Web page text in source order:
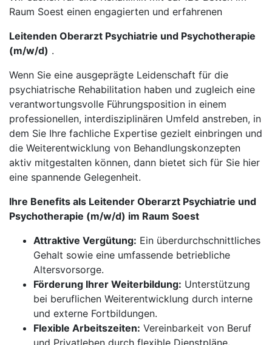
Raum Soest einen engagierten und erfahrenen
Leitenden Oberarzt Psychiatrie und Psychotherapie
(m/w/d) .
Wenn Sie eine ausgeprägte Leidenschaft für die
psychiatrische Rehabilitation haben und zugleich eine
verantwortungsvolle Führungsposition in einem
professionellen, interdisziplinären Umfeld anstreben, in
dem Sie Ihre fachliche Expertise gezielt einbringen und
die Weiterentwicklung von Behandlungskonzepten
aktiv mitgestalten können, dann bietet sich für Sie hier
eine spannende Gelegenheit.
Ihre Benefits als Leitender Oberarzt Psychiatrie und
Psychotherapie (m/w/d) im Raum Soest
Attraktive Vergütung: Ein überdurchschnittliches
Gehalt sowie eine umfassende betriebliche
Altersvorsorge.
Förderung Ihrer Weiterbildung: Unterstützung
bei beruflichen Weiterentwicklung durch interne
und externe Fortbildungen.
Flexible Arbeitszeiten: Vereinbarkeit von Beruf
und Privatleben durch flexible Dienstpläne.